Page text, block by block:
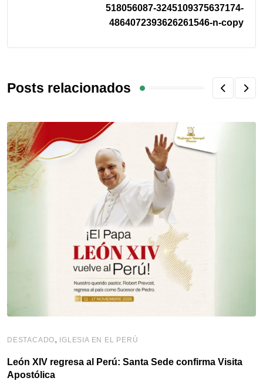
518056087-3245109375637174-
4864072393626261546-n-copy
Posts relacionados
DESTACADO, IGLESIA EN EL PERÚ
León XIV regresa al Perú: Santa Sede confirma Visita
Apostólica